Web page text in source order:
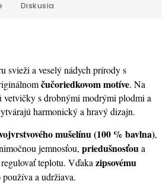
Diskusia
svieži a veselý nádych prírody s
čučoriedkovom motíve. Na
s drobnými modrými plodmi a
harmonický a hravý dizajn.
mušelínu (100 % bavlna),
jemnosťou, priedušnosťoua
teplotu. Vďaka zipsovému
a udržiava.